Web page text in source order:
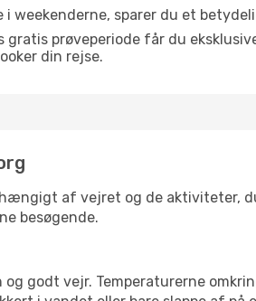
i weekenderne, sparer du et
gratis prøveperiode får du
din rejse.
af vejret og de aktiviteter,
besøgende.
godt vejr. Temperaturerne